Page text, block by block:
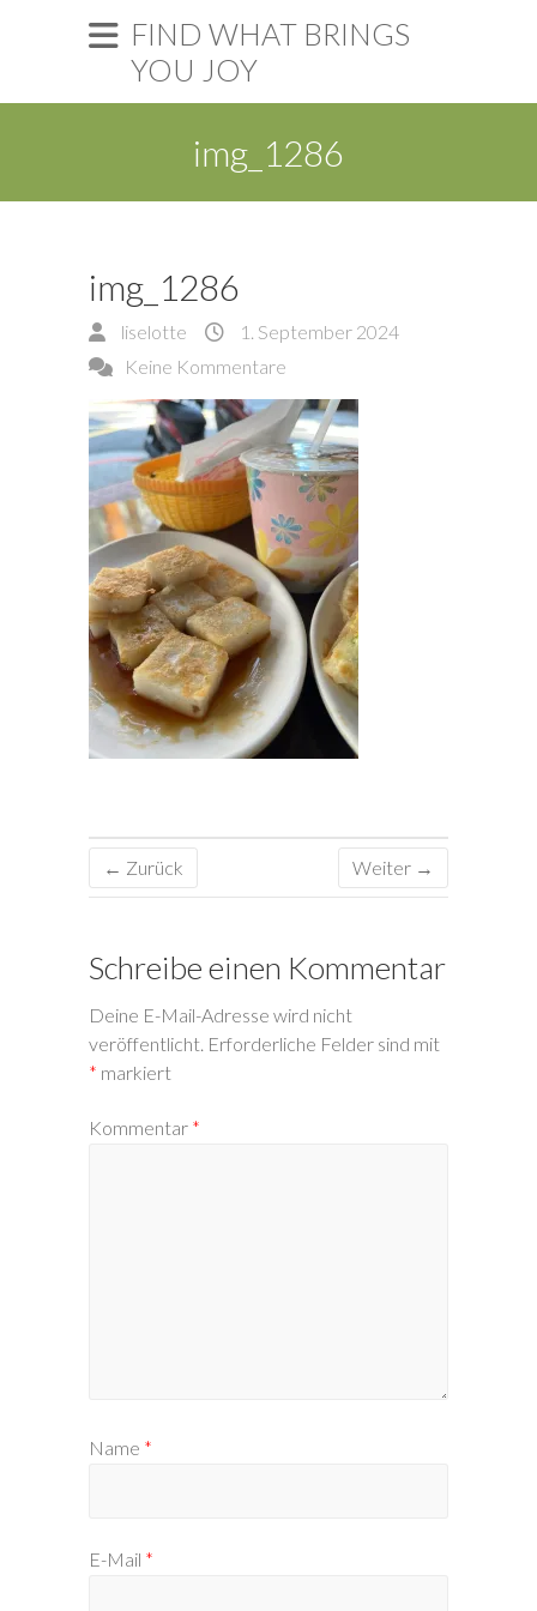
FIND WHAT BRINGS
YOU JOY
img_1286
img_1286
liselotte
1. September 2024
Keine Kommentare
← Zurück Weiter →
Schreibe einen Kommentar
Deine E-Mail-Adresse wird nicht
veröffentlicht. Erforderliche Felder sind mit
* markiert
Kommentar *
Name *
E-Mail *